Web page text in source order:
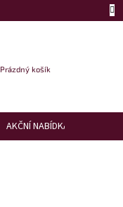
NÁKUPNÍ
Prázdný košík
AKČNÍ NABÍDKA